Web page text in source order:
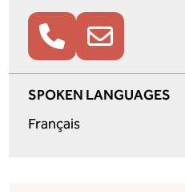
SPOKEN LANGUAGES
Français